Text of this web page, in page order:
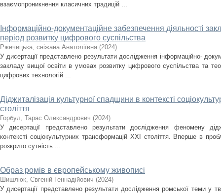
взаємопроникнення класичних традицій ...
Інформаційно-документаційне забезпечення діяльності
період розвитку цифрового суспільства
Ржечицька, сніжана Анатоліївна (2024)
У дисертації представлено результати дослідження інформаційно-
закладу вищої освіти в умовах розвитку цифрового суспільства та
цифрових технологій ...
Діджиталізація культурної спадщини в контексті
століття
Горбул, Тарас Олександрович (2024)
У дисертації представлено результати дослідження феномену
контексті соціокультурних трансформацій ХХІ століття. Вперше в
розкрито сутність ...
Образ ромів в європейському живописі
Шишлюк, Євгеній Геннадійович (2024)
У дисертації представлено результати дослідження ромської теми у